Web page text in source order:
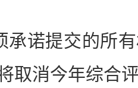
诺提交的所有
取消今年综合